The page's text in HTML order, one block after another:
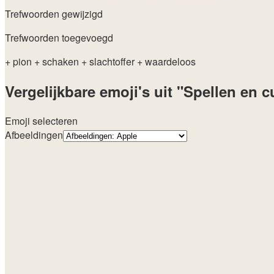
Trefwoorden gewijzigd
Trefwoorden toegevoegd
+ pion + schaken + slachtoffer + waardeloos
Vergelijkbare emoji's uit "Spellen en
Emoji selecteren
Afbeeldingen